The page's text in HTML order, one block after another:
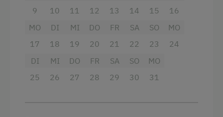
Wasserkocher
Kühlschrank
Doppelbett (Kingsize)
Einzelbett
9
10
11
12
13
14
15
16
MO
17
DI
18
MI
19
DO
20
FR
21
SA
22
SO
23
MO
24
DI
25
MI
26
DO
27
FR
28
SA
29
SO
30
MO
31